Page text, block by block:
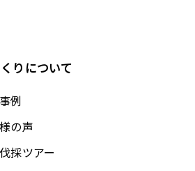
りについて
例
の声
採ツアー